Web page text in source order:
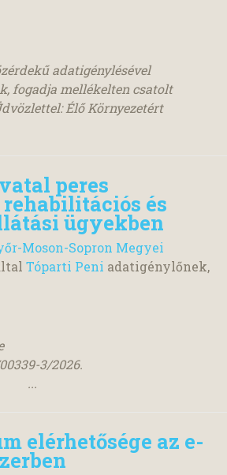
adatigénylésével
fogadja mellékelten csatolt
Élő Környezetért
peres
és
ügyekben
Moson-Sopron Megyei
Tóparti Peni adatigénylőnek,
részére
3/2026.
elérhetősége az e-